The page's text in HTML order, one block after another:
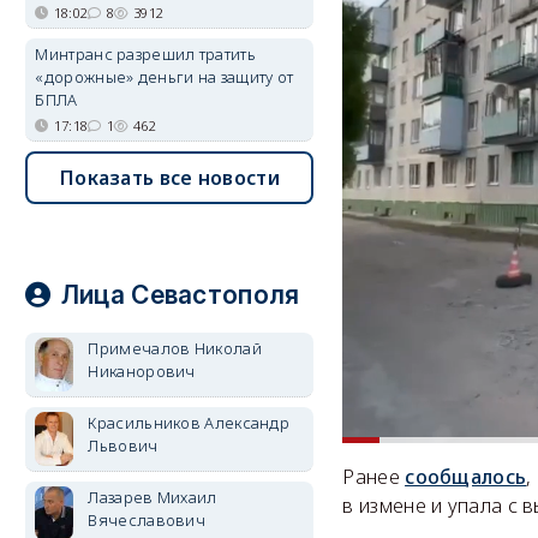
Ранее сообщалось,
в измене и упала с
18:02 8 3912
Минтранс разрешил тратить
«дорожные» деньги на защиту от
БПЛА
17:18 1 462
Показать все новости
Лица Севастополя
Примечалов Николай
Никанорович
Красильников Александр
Львович
Лазарев Михаил
Вячеславович